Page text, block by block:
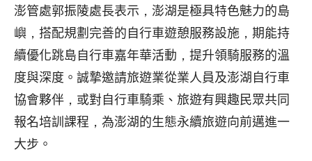
澎管處郭振陵處長表示，澎湖是極具特色魅力的島
嶼，搭配規劃完善的自行車遊憩服務設施，期能持
續優化跳島自行車嘉年華活動，提升領騎服務的溫
度與深度。誠摯邀請旅遊業從業人員及澎湖自行車
協會夥伴，或對自行車騎乘、旅遊有興趣民眾共同
報名培訓課程，為澎湖的生態永續旅遊向前邁進一
大步。